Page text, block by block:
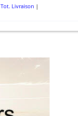
Tot. Livraison